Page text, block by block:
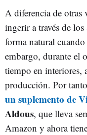
A diferencia de otras
ingerir a través de
forma natural
embargo, durante el
tiempo en interiores,
producción. Por
un suplemento de
Aldous, que lleva
Amazon y ahora